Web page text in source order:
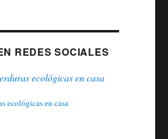
REDES SOCIALES
ecológicas en casa